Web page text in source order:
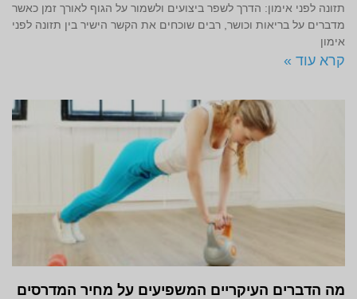
תזונה לפני אימון: הדרך לשפר ביצועים ולשמור על הגוף לאורך זמן כאשר
מדברים על בריאות וכושר, רבים שוכחים את הקשר הישיר בין תזונה לפני
אימון
קרא עוד »
מה הדברים העיקריים המשפיעים על מחיר המדרסים